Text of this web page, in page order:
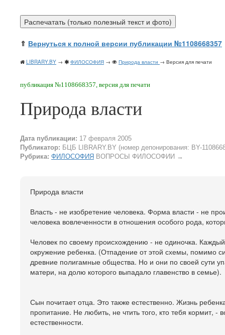
⇑ Вернуться к полной версии публикации №1108668357
LIBRARY.BY → ФИЛОСОФИЯ → Природа власти → Версия для печати
публикация №1108668357, версия для печати
Природа власти
Дата публикации: 17 февраля 2005
Публикатор: БЦБ LIBRARY.BY (номер депонирования: BY-
Рубрика: ФИЛОСОФИЯ ВОПРОСЫ ФИЛОСОФИИ →
Природа власти
Власть - не изобретение человека. Форма власти - не
человека вовлеченности в отношения особого рода,
Человек по своему происхождению - не одиночка.
окружение ребенка. (Отпадение от этой схемы, помимо
древние полигамные общества. Но и они по своей сути
матери, на долю которого выпадало главенство в семье).
Сын почитает отца. Это также естественно. Жизнь
пропитание. Не любить, не чтить того, кто тебя кормит,
естественности.